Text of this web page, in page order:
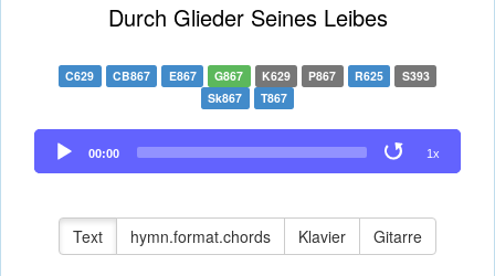
Durch Glieder Seines Leibes
C629 CB867 E867 G867 K629 P867 R625
S393
Sk867
T867
Audio
Player
00:00 1x
Text hymn.format.chords Klavier Gitarre